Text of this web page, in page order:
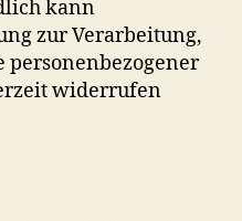
kann
zur Verarbeitung,
personenbezogener
widerrufen